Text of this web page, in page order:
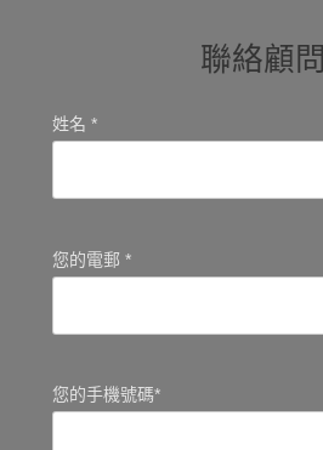
聯絡顧問
姓名 *
您的電郵 *
您的手機號碼*